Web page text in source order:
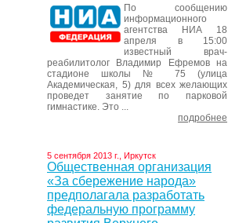
По сообщению
информационного
агентства НИА 18
апреля в 15:00
известный врач-
реабилитолог Владимир Ефремов на
стадионе школы № 75 (улица
Академическая, 5) для всех желающих
проведет занятие по парковой
гимнастике. Это ...
подробнее
5 сентября 2013 г., Иркутск
Общественная организация
«За сбережение народа»
предполагала разработать
федеральную программу